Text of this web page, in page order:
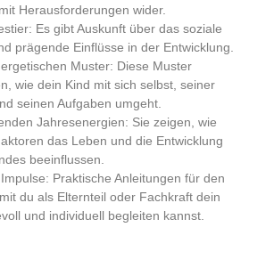
Herausforderungen wider.
Es gibt Auskunft über das soziale
prägende Einflüsse in der Entwicklung.
Muster: Diese Muster
wie dein Kind mit sich selbst, seiner
seinen Aufgaben umgeht.
Jahresenergien: Sie zeigen, wie
das Leben und die Entwicklung
beeinflussen.
Praktische Anleitungen für den
du als Elternteil oder Fachkraft dein
und individuell begleiten kannst.